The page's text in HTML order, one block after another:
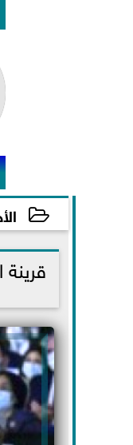
2022-01-10 19:24:57